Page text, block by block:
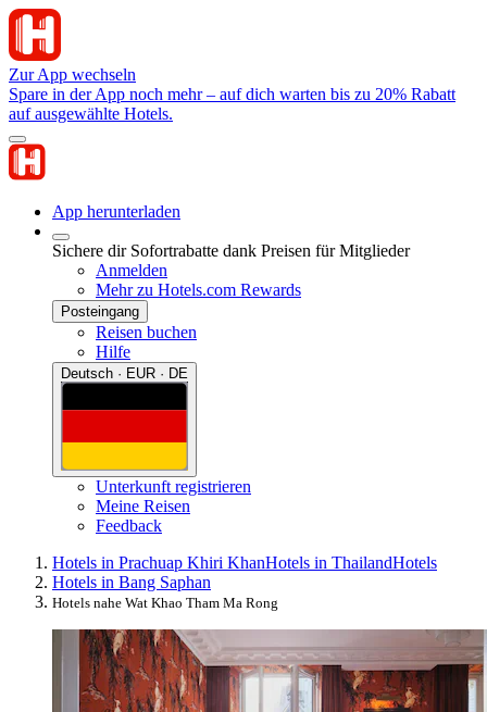
Zur App wechseln
Spare in der App noch mehr – auf dich warten bis zu 20% Rabatt
auf ausgewählte Hotels.
App herunterladen
Sichere dir Sofortrabatte dank Preisen für Mitglieder
Anmelden
Mehr zu Hotels.com Rewards
Posteingang
Reisen buchen
Hilfe
Deutsch · EUR · DE
Unterkunft registrieren
Meine Reisen
Feedback
Hotels in Prachuap Khiri KhanHotels in ThailandHotels
Hotels in Bang Saphan
Hotels nahe Wat Khao Tham Ma Rong